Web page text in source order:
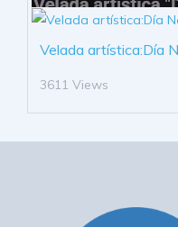
Velada artística:Día
3611 Views